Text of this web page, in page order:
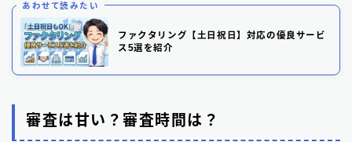
あわせて読みたい
ファクタリング【土日祝日】対応の優良サービ
ス5選を紹介
審査は甘い？審査時間は？